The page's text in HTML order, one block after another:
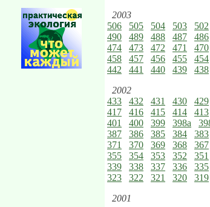
2003
506
505 504 503 502
490
489 488 487 486
474
473 472 471 470
458
457 456 455 454
442
441 440 439 438
2002
433
432 431 430 429
417
416 415 414 413
401
400 399 398a
387
386 385 384 383
371
370 369 368 367
355
354 353 352 351
339
338 337 336 335
323
322 321 320 319
2001